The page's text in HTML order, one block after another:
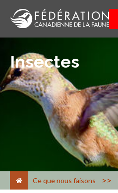
Insectes
Ce que nous faisons >